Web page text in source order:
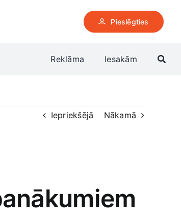
Pieslēgties
Reklāma Iesakām
Iepriekšējā Nākamā